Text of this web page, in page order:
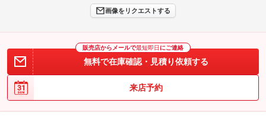
画像をリクエストする
販売店からメールで最短即日 にご連絡
無料で在庫確認・見積り依頼する
来店予約